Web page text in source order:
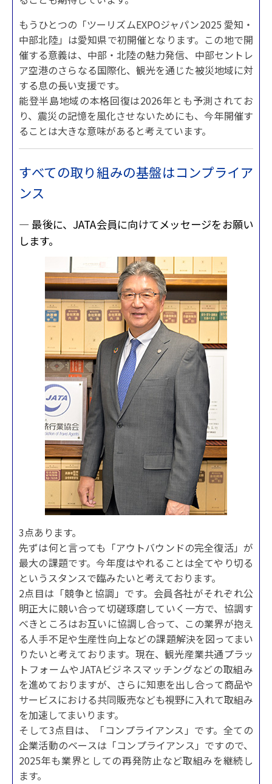
もうひとつの「ツーリズムEXPOジャパン2025 愛知・
中部北陸」は愛知県で初開催となります。この地で開
催する意義は、中部・北陸の魅力発信、中部セントレ
ア空港のさらなる国際化、観光を通じた被災地域に対
する息の長い支援です。
能登半島地域の本格回復は2026年とも予測されてお
り、震災の記憶を風化させないためにも、今年開催す
ることは大きな意味があると考えています。
すべての取り組みの基盤はコンプライア
ンス
— 最後に、JATA会員に向けてメッセージをお願い
します。
3点あります。
先ずは何と言っても「アウトバウンドの完全復活」が
最大の課題です。今年度はやれることは全てやり切る
というスタンスで臨みたいと考えております。
2点目は「競争と協調」です。会員各社がそれぞれ公
明正大に競い合って切磋琢磨していく一方で、協調す
べきところはお互いに協調し合って、この業界が抱え
る人手不足や生産性向上などの課題解決を図ってまい
りたいと考えております。現在、観光産業共通プラッ
トフォームやJATAビジネスマッチングなどの取組み
を進めておりますが、さらに知恵を出し合って商品や
サービスにおける共同販売なども視野に入れて取組み
を加速してまいります。
そして3点目は、「コンプライアンス」です。全ての
企業活動のベースは「コンプライアンス」ですので、
2025年も業界としての再発防止など取組みを継続し
ます。